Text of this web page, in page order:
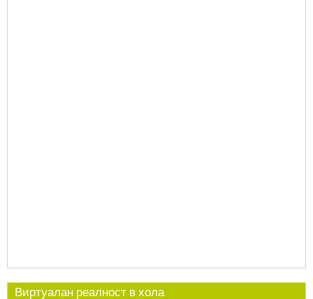
Виртуалан реалност в хола